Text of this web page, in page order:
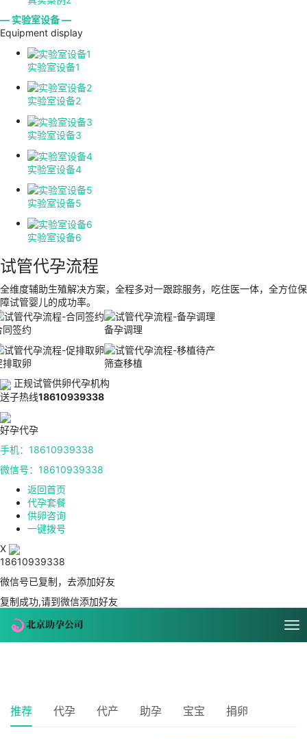
— 实验室设备 —
Equipment display
实验室设备1
实验室设备2
实验室设备3
实验室设备4
实验室设备5
实验室设备6
试管代孕流程
全维度辅助生殖解决方案，全程多对一跟踪服务，吃住医一体，全方位保
障试管婴儿的成功率。
同签约 备孕调理
排取卵
筛查移植
正规试管供卵代孕机构
送子热线18610939338
好孕代孕
手机：18610939338
微信号：18610939338
返回首页
代孕套餐
供卵咨询
一键拨号
X
18610939338
微信号已复制，去添加好友
复制成功,请到微信添加好友
推荐 代孕 代产 助孕 宝宝 捐卵